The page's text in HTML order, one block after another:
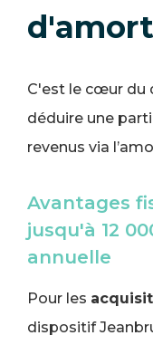
C'est le cœur du
déduire une
revenus via
Avantages
jusqu'à 12
annuelle
Pour les
dispositif